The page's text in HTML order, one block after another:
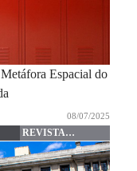
Espacial do
08/07/2025
REVISTA
FORENSE